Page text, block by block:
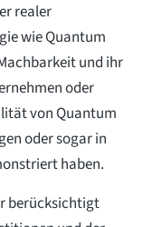
realer
wie Quantum
und ihr
oder
von Quantum
oder sogar in
haben.
berücksichtigt